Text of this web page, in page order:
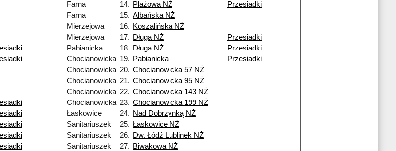
Farna
14. Plażowa NŻ
Przesiadki
Farna
15. Albańska NŻ
Mierzejowa
16. Koszalińska NŻ
Mierzejowa
17. Długa NŻ
Przesiadki
Pabianicka
18. Długa NŻ
Przesiadki
Chocianowicka 19. Pabianicka
Przesiadki
Chocianowicka 20. Chocianowicka 57 NŻ
Chocianowicka 21. Chocianowicka 95 NŻ
Chocianowicka 22. Chocianowicka 143 NŻ
Chocianowicka 23. Chocianowicka 199 NŻ
Łaskowice
24. Nad Dobrzynką NŻ
Sanitariuszek
25. Łaskowice NŻ
Sanitariuszek
26. Dw. Łódź Lublinek NŻ
Sanitariuszek
27. Biwakowa NŻ